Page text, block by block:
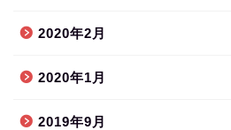
2020年2月
2020年1月
2019年9月